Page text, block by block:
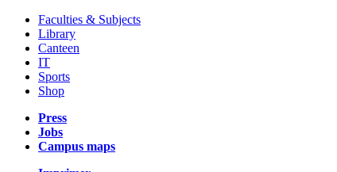
Faculties & Subjects
Library
Canteen
IT
Sports
Shop
Press
Jobs
Campus maps